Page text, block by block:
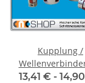
Kupplung /
Klemmnaben
13,41 € -